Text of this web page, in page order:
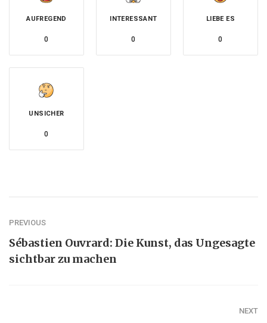
AUFREGEND
0
INTERESSANT
0
LIEBE ES
0
UNSICHER
0
PREVIOUS
Sébastien Ouvrard: Die Kunst, das Ungesagte
sichtbar zu machen
NEXT